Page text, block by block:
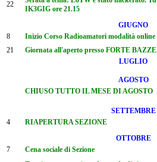
22
IK3GIG ore 21.15
GIUGNO
8
Inizio Corso Radioamatori modalità online
21
Giornata all'aperto presso FORTE
LUGLIO
AGOSTO
CHIUSO TUTTO IL MESE DI AGOSTO
SETTEMBRE
4
RIAPERTURA SEZIONE
OTTOBRE
7
Cena sociale di Sezione